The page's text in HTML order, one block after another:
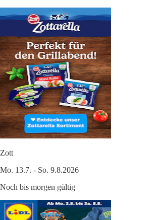
Zott
Mo. 13.7. - So. 9.8.2026
Noch bis morgen gültig